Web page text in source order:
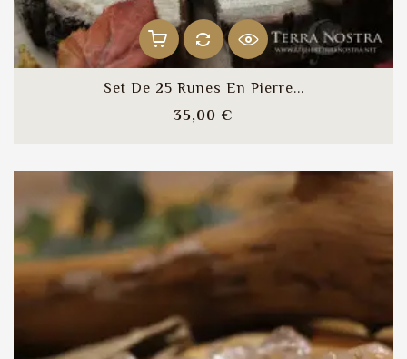
Set De 25 Runes En Pierre...
35,00 €